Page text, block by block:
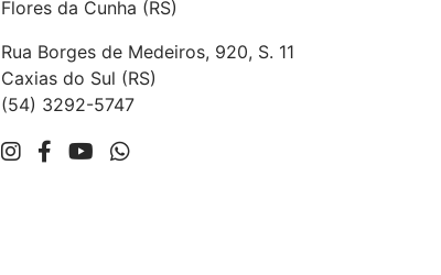
Flores da Cunha (RS)
Rua Borges de Medeiros, 920, S. 11
Caxias do Sul (RS)
(54) 3292-5747